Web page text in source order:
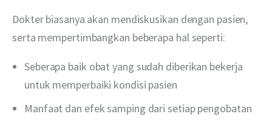
Dokter biasanya akan mendiskusikan dengan pasien,
serta mempertimbangkan beberapa hal seperti:
Seberapa baik obat yang sudah diberikan bekerja
untuk memperbaiki kondisi pasien
Manfaat dan efek samping dari setiap pengobatan